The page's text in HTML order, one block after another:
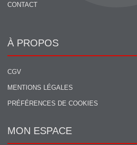
CONTACT
À PROPOS
CGV
MENTIONS LÉGALES
PRÉFÉRENCES DE COOKIES
MON ESPACE